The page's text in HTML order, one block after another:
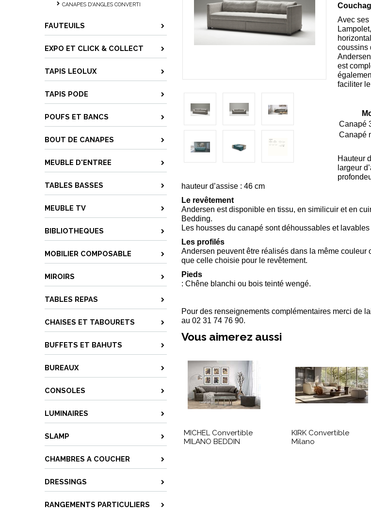
CANAPES D'ANGLES CONVERTI
FAUTEUILS
EXPO ET CLICK & COLLECT
TAPIS LEOLUX
TAPIS PODE
POUFS ET BANCS
BOUT DE CANAPES
MEUBLE D'ENTREE
TABLES BASSES
MEUBLE TV
BIBLIOTHEQUES
MOBILIER COMPOSABLE
MIROIRS
TABLES REPAS
CHAISES ET TABOURETS
BUFFETS ET BAHUTS
BUREAUX
CONSOLES
LUMINAIRES
SLAMP
CHAMBRES A COUCHER
DRESSINGS
RANGEMENTS PARTICULIERS
Avec ses
coussins
est
faciliter
Canapé
Canapé
Hauteur
largeur
hauteur d’assise : 46 cm
Le revêtement
Andersen est disponible en tissu, en similicuir et en
Bedding.
Les housses du canapé sont déhoussables et
Les profilés
Andersen peuvent être réalisés dans la même
que celle choisie pour le revêtement.
Pieds
: Chêne blanchi ou bois teinté wengé.
Pour des renseignements complémentaires merci de
au 02 31 74 76 90.
Vous aimerez aussi
MICHEL Convertible
MILANO BEDDIN
KIRK Convertible
Milano